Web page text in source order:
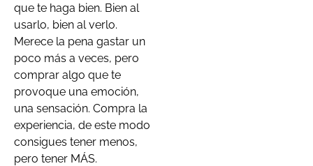
que te haga bien. Bien al
usarlo, bien al verlo.
Merece la pena gastar un
poco más a veces, pero
comprar algo que te
provoque una emoción,
una sensación. Compra la
experiencia, de este modo
consigues tener menos,
pero tener MÁS.